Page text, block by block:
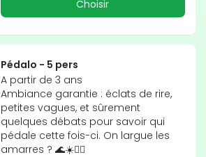
Choisir
Pédalo - 5 pers
A partir de 3 ans
Ambiance garantie : éclats de rire,
petites vagues, et sûrement
quelques débats pour savoir qui
pédale cette fois-ci. On largue les
amarres ? 🌊☀️🚣‍♂️